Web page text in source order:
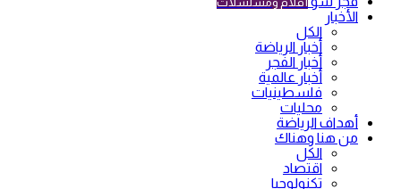
الأخبار
الكل
أخبار الرياضة
أخبار الفجر
أخبار عالمية
فلسطينيات
محليات
أهداف الرياضة
من هنا وهناك
الكل
اقتصاد
تكنولوجيا